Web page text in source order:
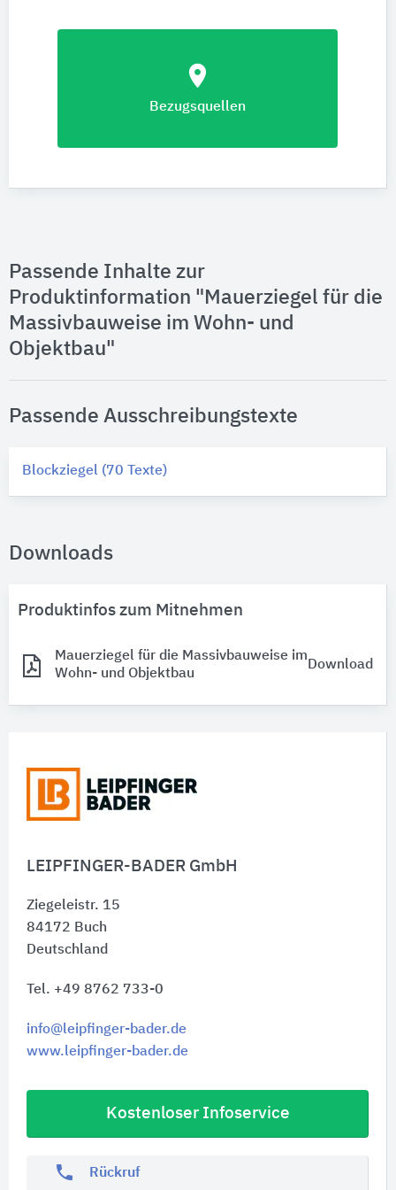
LEIPFINGER-BADER GmbH
Ziegeleistr. 15
84172 Buch
Deutschland
Tel. +49 8762 733-0
info@leipfinger-bader.de
www.leipfinger-bader.de
Kostenloser Infoservice
phone Rückruf
location_on
Bezugsquellen
Passende Inhalte zur
Produktinformation "Mauerziegel für die
Massivbauweise im Wohn- und
Objektbau"
Passende Ausschreibungstexte
Blockziegel (70 Texte)
Downloads
Produktinfos zum Mitnehmen
Mauerziegel für die Massivbauweise im
Wohn- und Objektbau
Download